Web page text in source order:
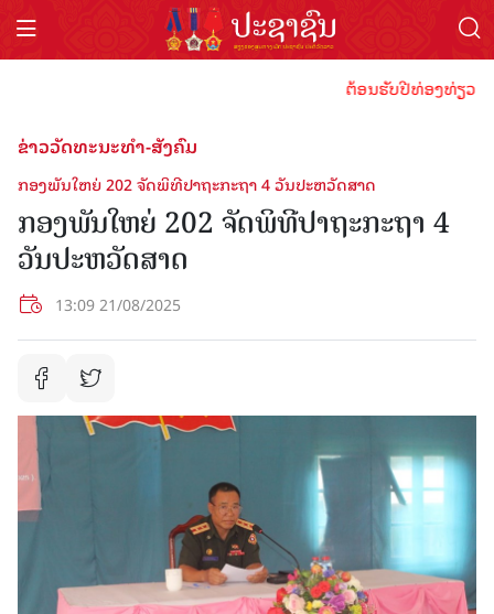
ຕ້ອນຮັບປີທ່ອງທ່ຽວລາວ
ຂ່າວວັດທະນະທຳ-ສັງຄົມ
ກອງພັນໃຫຍ່ 202 ຈັດພິທີປາຖະກະຖາ 4 ວັນປະຫວັດສາດ
ກອງພັນໃຫຍ່ 202 ຈັດພິທີປາຖະກະຖາ 4
ວັນປະຫວັດສາດ
13:09 21/08/2025